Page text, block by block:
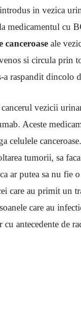
in vezica
medicamentul cu
canceroaseale
si circula prin
a raspandit dincolo
vezicii
Aceste
tumorii, sa
ar putea sa nu fie
care au primit un
care au
antecedente de